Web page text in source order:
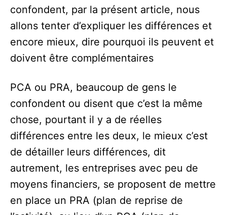
confondent, par la présent article, nous
allons tenter d’expliquer les différences et
encore mieux, dire pourquoi ils peuvent et
doivent être complémentaires
PCA ou PRA, beaucoup de gens le
confondent ou disent que c’est la même
chose, pourtant il y a de réelles
différences entre les deux, le mieux c’est
de détailler leurs différences, dit
autrement, les entreprises avec peu de
moyens financiers, se proposent de mettre
en place un PRA (plan de reprise de